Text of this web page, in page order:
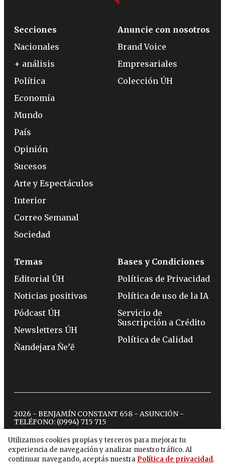
Utilizamos cookies propias y terceros para mejorar tu
experiencia de navegación y analizar nuestro tráfico. Al
continuar navegando, aceptás nuestra Política de privacidad.
Secciones
Nacionales
+ análisis
Política
Economía
Mundo
País
Opinión
Sucesos
Arte y Espectáculos
Interior
Correo Semanal
Sociedad
Anuncie con nosotros
Brand Voice
Empresariales
Colección ÚH
Temas
Editorial ÚH
Noticias positivas
Pódcast ÚH
Newsletters ÚH
Ñandejara Ñe’ẽ
Bases y Condiciones
Políticas de Privacidad
Política de uso de la IA
Servicio de
Suscripción a Crédito
Política de Calidad
2026 - BENJAMÍN CONSTANT 658 - ASUNCIÓN -
TELÉFONO: (0994) 715 715
twitterinstagram
facebook
tiktokyoutubespotify